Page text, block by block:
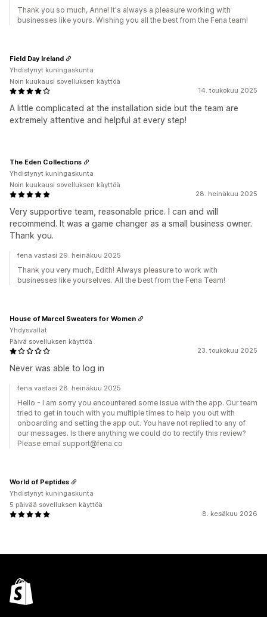
Thank you so much, Anne! It's always a pleasure working with
businesses like yours. Wishing you all the best from the Fena team!
14. toukokuu 2025
A little complicated at the installation side but the team are
extremely attentive and helpful at every step!
Field Day Ireland
Yhdistynyt kuningaskunta
Noin kuukausi sovelluksen käyttöä
28. heinäkuu 2025
Very supportive team, reasonable price. I can and will
recommend. It was a game changer as a small business owner.
Thank you.
The Eden Collections
Yhdistynyt kuningaskunta
Noin kuukausi sovelluksen käyttöä
fena vastasi 29. heinäkuu 2025
Thank you very much, Edith! Always pleasure to work with
businesses like yourselves. All the best from the Fena Team!
23. toukokuu 2025
Never was able to log in
House of Marcel Sweaters for Women
Yhdysvallat
Päivä sovelluksen käyttöä
fena vastasi 28. heinäkuu 2025
Hello - I am sorry you encountered some issue with the app. Our team
tried to get in touch with you multiple times to help you out with
onboarding and setting the app out. You have not replied to any of
our messages. Is there anything we could do to rectify this review?
Please email support@fena.co
8. kesäkuu 2026
World of Peptides
Yhdistynyt kuningaskunta
5 päivää sovelluksen käyttöä